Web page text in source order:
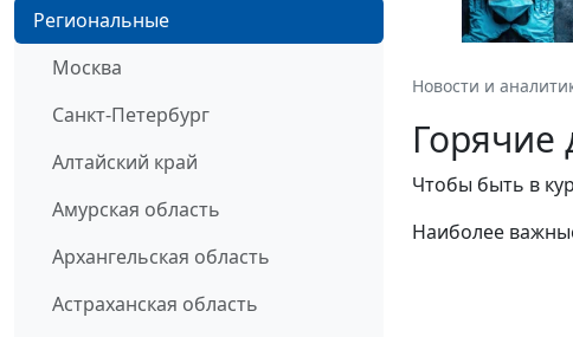
Региональные
Москва
Санкт-Петербург
Алтайский край
Амурская область
Архангельская область
Астраханская область
Новости и
Горячие
Чтобы быть в
Наиболее